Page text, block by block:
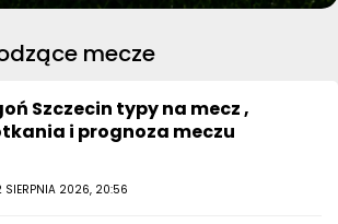
mecze
Szczecin typy na mecz ,
i prognoza meczu
SIERPNIA 2026, 20:56